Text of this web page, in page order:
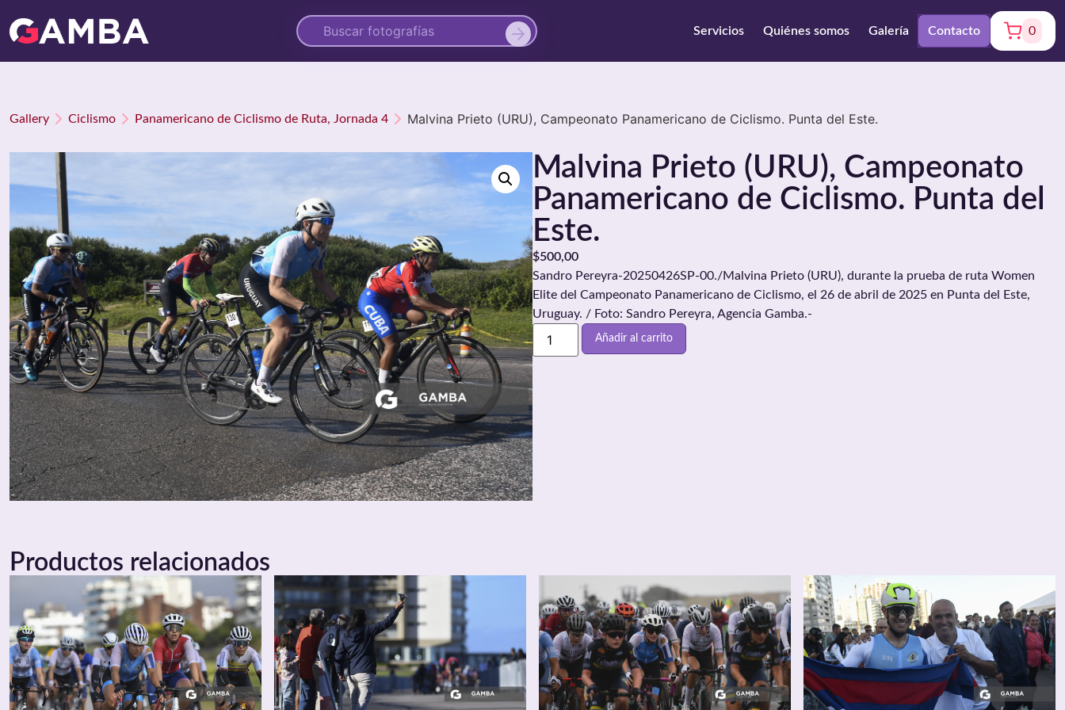
Servicios Quiénes somos Galería Contacto 0
Gallery Ciclismo Panamericano de Ciclismo de Ruta, Jornada 4 Malvina Prieto (URU), Campeonato Panamericano de Ciclismo. Punta del Este.
Malvina Prieto (URU), Campeonato
Panamericano de Ciclismo. Punta del
Este.
$500,00
Sandro Pereyra-20250426SP-00./Malvina Prieto (URU), durante la prueba de ruta Women
Elite del Campeonato Panamericano de Ciclismo, el 26 de abril de 2025 en Punta del Este,
Uruguay. / Foto: Sandro Pereyra, Agencia Gamba.-
Añadir al carrito
Productos relacionados